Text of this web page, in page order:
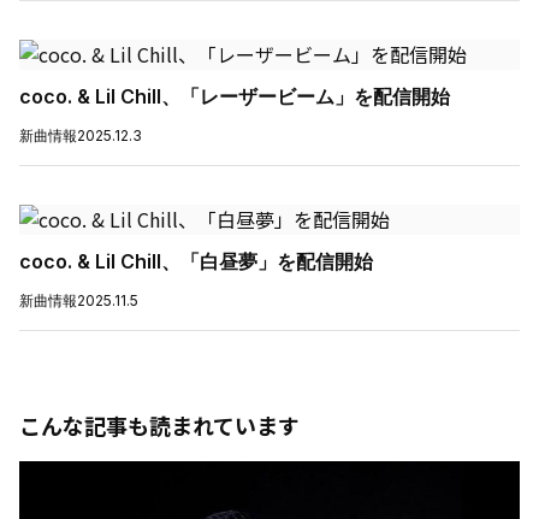
coco. & Lil Chill、「レーザービーム」を配信開始
新曲情報2025.12.3
coco. & Lil Chill、「白昼夢」を配信開始
新曲情報2025.11.5
こんな記事も読まれています